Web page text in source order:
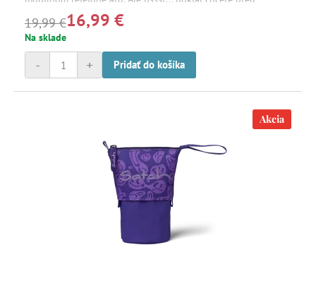
ostatnými niečo skryť, môžete to jednoducho uschovať do
tajného vrecka.
19,99 €16,99 €
Na sklade
+
- Pridať do košíka
Akcia